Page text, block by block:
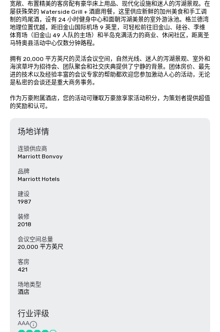
宽敞、布置精美的客房配有豪华床上用品、现代化设施和迷人的泻湖景观。在
屡获殊荣的 Waterside Grill + 酒廊用餐，这里供应新鲜的加州美食和手工调
制的鸡尾酒，设有 24 小时健身中心和面朝泻湖美景的室外游泳池。格兰德湾
地理位置优越，距旧金山国际机场 9 英里，可轻松前往旧金山、硅谷、李维
体育场（旧金山 49 人队的主场）和半岛充满活力的商业、休闲社区，距离圣
马特奥县活动中心仅数分钟路程。
拥有 20,000 平方英尺的灵活会议空间，自然光线、迷人的泻湖景观、室外和
海滨草坪为招待会、团队聚会和社交庆典提供了宁静的背景。团体房价、最先
进的技术以及经验丰富的会议专家的帮助都欢迎您参加激动人心的活动，无论
是私密的会谈还是重大商务事务。
作为万豪附属酒店，您的活动可赚取万豪旅享家活动积分，为策划者提供超值
的奖励和认可。
场地详情
连锁供应商
Marriott Bonvoy
品牌
Marriott Hotels
建设
1987
装修
2018
会议空间总量
20,000 平方英尺
客房
421
场地类型
酒店
行业评级
AAA